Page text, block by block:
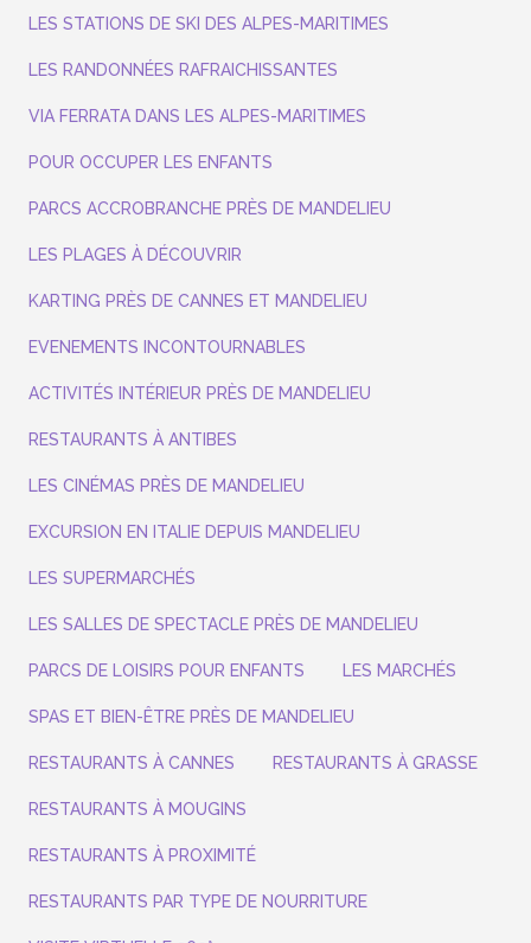
LES STATIONS DE SKI DES ALPES-MARITIMES
LES RANDONNÉES RAFRAICHISSANTES
VIA FERRATA DANS LES ALPES-MARITIMES
POUR OCCUPER LES ENFANTS
PARCS ACCROBRANCHE PRÈS DE MANDELIEU
LES PLAGES À DÉCOUVRIR
KARTING PRÈS DE CANNES ET MANDELIEU
EVENEMENTS INCONTOURNABLES
ACTIVITÉS INTÉRIEUR PRÈS DE MANDELIEU
RESTAURANTS À ANTIBES
LES CINÉMAS PRÈS DE MANDELIEU
EXCURSION EN ITALIE DEPUIS MANDELIEU
LES SUPERMARCHÉS
LES SALLES DE SPECTACLE PRÈS DE MANDELIEU
PARCS DE LOISIRS POUR ENFANTS LES MARCHÉS
SPAS ET BIEN-ÊTRE PRÈS DE MANDELIEU
RESTAURANTS À CANNES RESTAURANTS À GRASSE
RESTAURANTS À MOUGINS
RESTAURANTS À PROXIMITÉ
RESTAURANTS PAR TYPE DE NOURRITURE